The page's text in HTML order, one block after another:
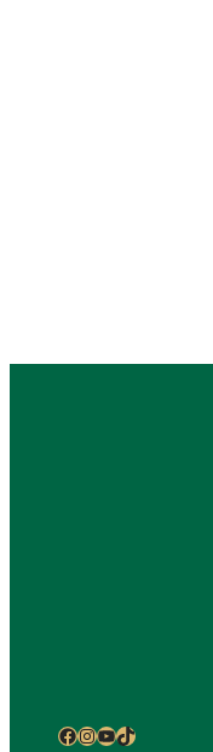
Facebook
Instagram
YouTube
TikTok